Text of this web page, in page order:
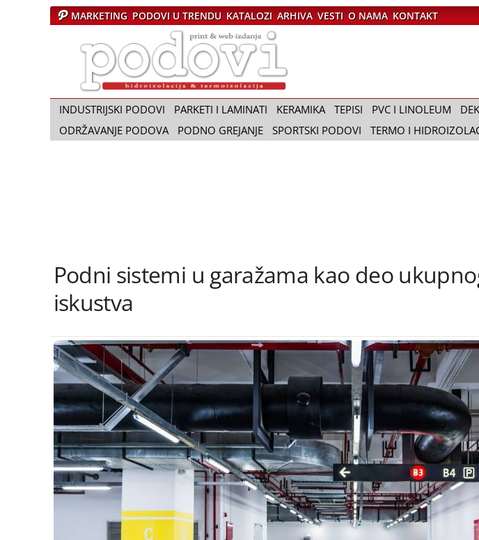
MARKETING PODOVI U TRENDU KATALOZI ARHIVA VESTI O NAMA KONTAKT
a
p
i
P
INDUSTRIJSKI PODOVI PARKETI I LAMINATI KERAMIKA TEPISI PVC I LINOLEUM
ODRŽAVANJE PODOVA
PODNO GREJANJE SPORTSKI PODOVI TERMO I
Podni sistemi u garažama kao deo
iskustva